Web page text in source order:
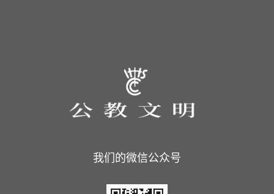
我们的微信公众号